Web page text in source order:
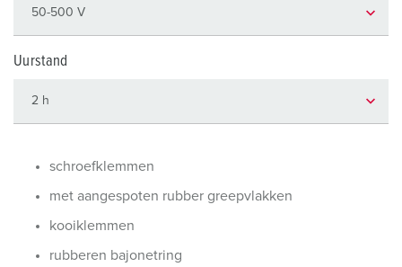
Uurstand
schroefklemmen
met aangespoten rubber greepvlakken
kooiklemmen
rubberen bajonetring